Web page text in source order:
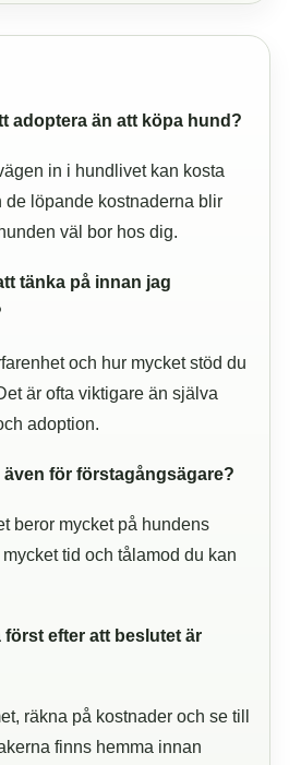
adoptera än att köpa hund?
in i hundlivet kan kosta
de löpande kostnaderna blir
väl bor hos dig.
tänka på innan jag
och hur mycket stöd du
är ofta viktigare än själva
adoption.
även för förstagångsägare?
beror mycket på hundens
tid och tålamod du kan
först efter att beslutet är
räkna på kostnader och se till
finns hemma innan